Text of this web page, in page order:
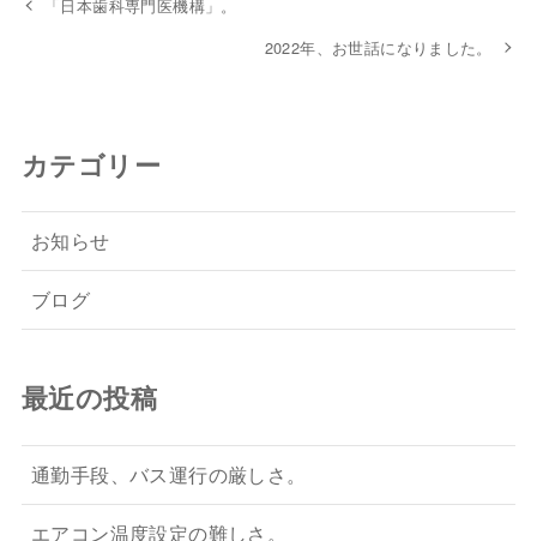
「日本歯科専門医機構」。
2022年、お世話になりました。
カテゴリー
お知らせ
ブログ
最近の投稿
通勤手段、バス運行の厳しさ。
エアコン温度設定の難しさ。